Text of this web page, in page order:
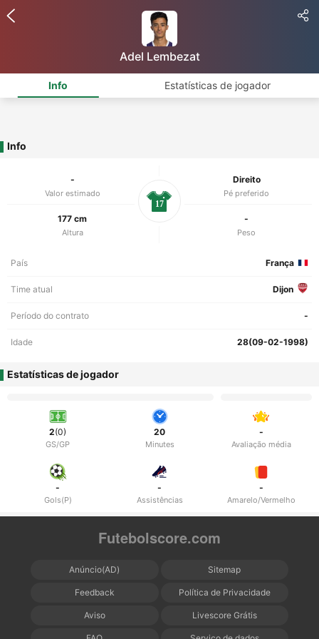
Adel Lembezat
Info Estatísticas de jogador
Info
-
Valor estimado
Direito
Pé preferido
177 cm
Altura
-
Peso
17
País França
Time atual Dijon
Período do contrato -
Idade 28(09-02-1998)
Estatísticas de jogador
2(0)
GS/GP
20
Minutes
-
Avaliação média
-
Gols(P)
-
Assistências
-
Amarelo/Vermelho
Futebolscore.com
Anúncio(AD) Sitemap
Feedback Política de Privacidade
Aviso Livescore Grátis